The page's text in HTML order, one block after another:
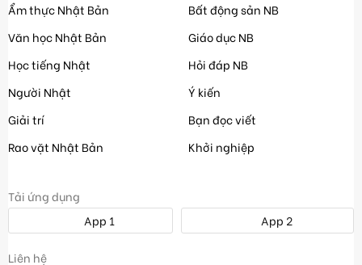
Ẩm thực Nhật Bản
Văn học Nhật Bản
Học tiếng Nhật
Người Nhật
Giải trí
Rao vặt Nhật Bản
Bất động sản NB
Giáo dục NB
Hỏi đáp NB
Ý kiến
Bạn đọc viết
Khởi nghiệp
Tải ứng dụng
App 1
App 2
Liên hệ